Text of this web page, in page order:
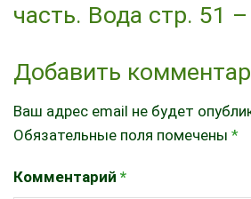
часть. Вода стр. 51
Добавить
Ваш адрес email не будет
Обязательные поля помечены *
Комментарий *